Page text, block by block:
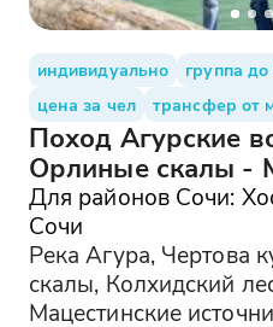
индивидуально группа до
цена за чел
трансфер от
Поход Агурские
Орлиные скалы -
Для районов Сочи:
Сочи
Река Агура, Чертова
скалы, Колхидский
Мацестинские